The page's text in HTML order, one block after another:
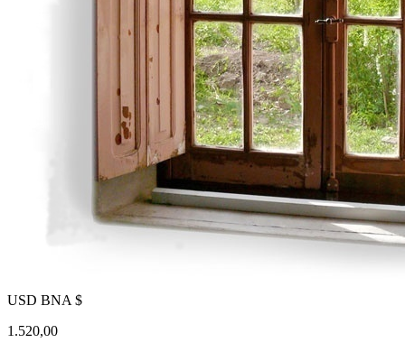
USD BNA $
1.520,00